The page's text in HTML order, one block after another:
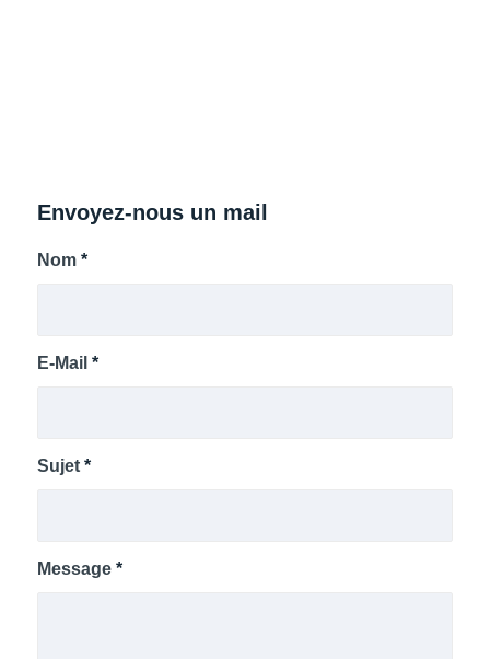
Envoyez-nous un mail
Nom *
E-Mail *
Sujet *
Message *